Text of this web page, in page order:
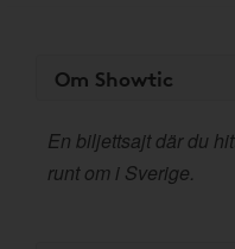
Om Showtic
En biljettsajt där du
runt om i Sverige.